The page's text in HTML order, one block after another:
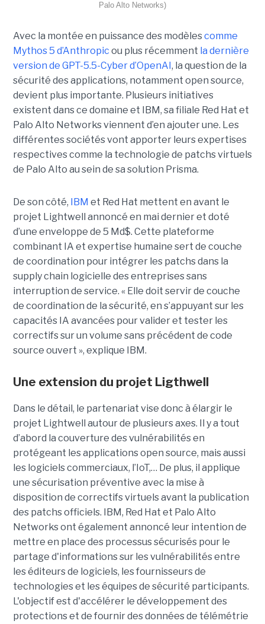
Palo Alto Networks)
Avec la montée en puissance des modèlescomme
Mythos 5 d’Anthropic ou plus récemment la dernière
version de GPT-5.5-Cyber d’OpenAI , la question de la
sécurité des applications, notamment open source,
devient plus importante. Plusieurs initiatives
existent dans ce domaine et IBM, sa filiale Red Hat et
Palo Alto Networks viennent d’en ajouter une. Les
différentes sociétés vont apporter leurs expertises
respectives comme la technologie de patchs virtuels
de Palo Alto au sein de sa solution Prisma.
De son côté, IBM et Red Hat mettent en avant le
projet Lightwell annoncé en mai dernier et doté
d’une enveloppe de 5 Md$. Cette plateforme
combinant IA et expertise humaine sert de couche
de coordination pour intégrer les patchs dans la
supply chain logicielle des entreprises sans
interruption de service. « Elle doit servir de couche
de coordination de la sécurité, en s’appuyant sur les
capacités IA avancées pour valider et tester les
correctifs sur un volume sans précédent de code
source ouvert », explique IBM.
Une extension du projet Ligthwell
Dans le détail, le partenariat vise donc à élargir le
projet Lightwell autour de plusieurs axes. Il y a tout
d’abord la couverture des vulnérabilités en
protégeant les applications open source, mais aussi
les logiciels commerciaux, l’IoT,… De plus, il applique
une sécurisation préventive avec la mise à
disposition de correctifs virtuels avant la publication
des patchs officiels. IBM, Red Hat et Palo Alto
Networks ont également annoncé leur intention de
mettre en place des processus sécurisés pour le
partage d'informations sur les vulnérabilités entre
les éditeurs de logiciels, les fournisseurs de
technologies et les équipes de sécurité participants.
L'objectif est d'accélérer le développement des
protections et de fournir des données de télémétrie